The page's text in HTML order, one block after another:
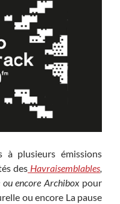
à plusieurs émissions
desHavraisemblables,
encore Archiboxpour
ou encore La pause